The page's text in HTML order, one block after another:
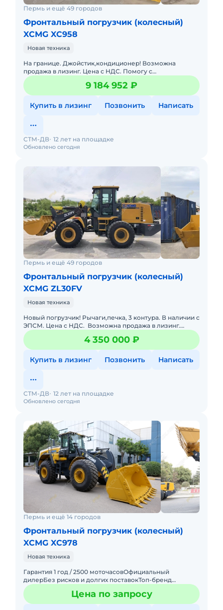
Пермь и ещё 49 городов
Фронтальный погрузчик (колесный)
XCMG XC958
Новая техника
На границе. Джойстик,кондиционер! Возможна
продажа в лизинг. Цена с НДС. Помогу с
доставкой. Фронтальный погрузчик XCMG XC958-
обновленная версия модели XC
9 184 952 ₽
Купить в лизинг Позвонить Написать
Обновлено сегодня
СТМ-ДВ 12 лет на площадке
Пермь и ещё 49 городов
Фронтальный погрузчик (колесный)
XCMG ZL30FV
Новая техника
Новый погрузчик! Рычаги,печка, 3 контура. В наличии с
ЭПСМ. Цена с НДС. Возможна продажа в лизинг.
Гарантия 12 месяцев. Доставка по РФ. вес, кг 10600скор
4 350 000 ₽
Купить в лизинг Позвонить Написать
Обновлено сегодня
СТМ-ДВ 12 лет на площадке
Пермь и ещё 14 городов
Фронтальный погрузчик (колесный)
XCMG XC978
Новая техника
Гарантия 1 год / 2500 моточасовОфициальный
дилерБез рисков и долгих поставокТоп-бренд
мировой
спецтехники_____________________________________________
__________
Цена по запросу